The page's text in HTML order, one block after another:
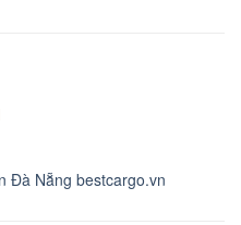
Đà Nẵng bestcargo.vn